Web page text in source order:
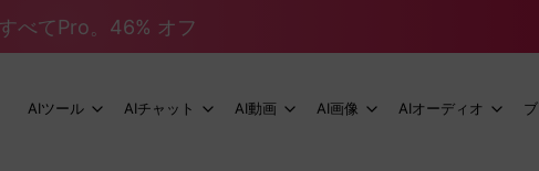
べてPro。46% オフ
AIツール AIチャット AI動画 AI画像 AIオーディオ